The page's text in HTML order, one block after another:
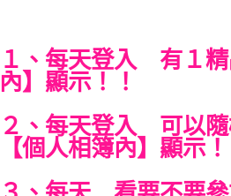
１、每天登入 有１
內】顯示！！
２、每天登入 可以
【個人相簿內】顯示